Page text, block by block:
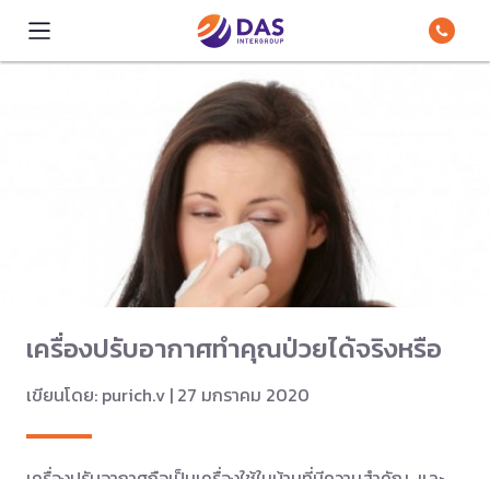
เครื่องปรับอากาศทำคุณป่วยได้จริงหรือ
เขียนโดย: purich.v | 27 มกราคม 2020